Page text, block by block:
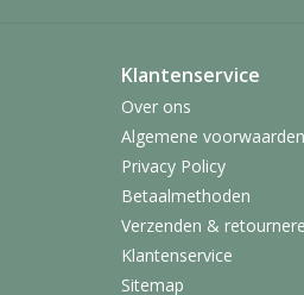
Klantenservice
Over ons
Algemene voorwaarden
Privacy Policy
Betaalmethoden
Verzenden &
Klantenservice
Sitemap